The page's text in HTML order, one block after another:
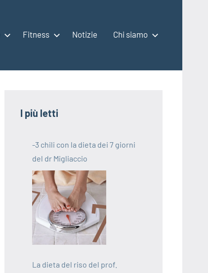
Fitness Notizie Chi siamo
I più letti
-3 chili con la dieta dei 7 giorni
del dr Migliaccio
La dieta del riso del prof.